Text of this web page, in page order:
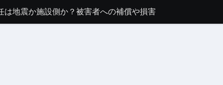
地震か施設側か？被害者への補償や損害賠償をわかりやす
コレ！ #医療ダイエット